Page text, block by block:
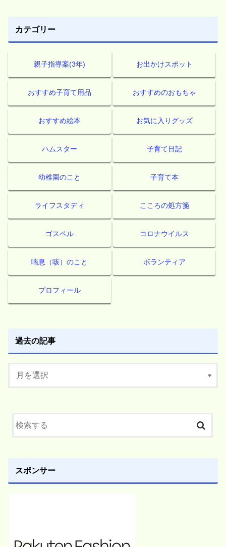
カテゴリー
親子指導案(3年) お出かけスポット
おすすめ子育て用品 おすすめのおもちゃ
おすすめ絵本 お気に入りグッズ
ハムスター 子育て日記
幼稚園のこと 子育て本
ライフスタディ こころの処方箋
ゴスペル コロナウイルス
喘息（咳）のこと ボランティア
プロフィール
過去の記事
スポンサー